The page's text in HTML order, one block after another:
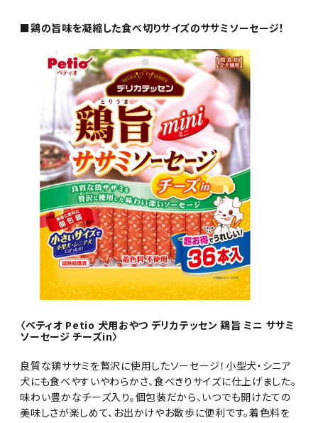
■鶏の旨味を凝縮した食べ切りサイズのササミソーセージ！
〈ペティオ Petio 犬用おやつ デリカテッセン 鶏旨 ミニ ササミ
ソーセージ チーズin〉
良質な鶏ササミを贅沢に使用したソーセージ！小型犬・シニア
犬にも食べやすいやわらかさ、食べきりサイズに仕上げました。
味わい豊かなチーズ入り。個包装だから、いつでも開けたての
美味しさが楽しめて、お出かけやお散歩に便利です。着色料を